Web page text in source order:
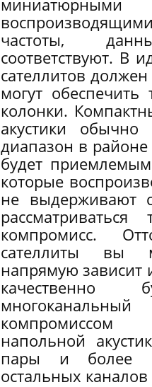
миниатюрными
частоты,
соответствуют. В
сателлитов
могут
колонки.
акустики
диапазон в
будет
которые
не выдерживают
компромисс.
сателлиты вы
напрямую зависит
качественно
компромиссом
напольной
пары и более
остальных